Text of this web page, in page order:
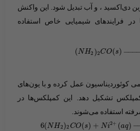
دی‌اکسید ، و آب تبدیل شود. این واکنش
فرایندهای شیمیایی خاص استفاده
(NH2 )2CO(s) −−−
کوئوردیناسیون عمل کرده و با یون‌های
تشکیل دهد. این کمپلکس‌ها در
استفاده می‌شوند.
6(NH2 )2 CO(s) + Ni2+ (aq) −